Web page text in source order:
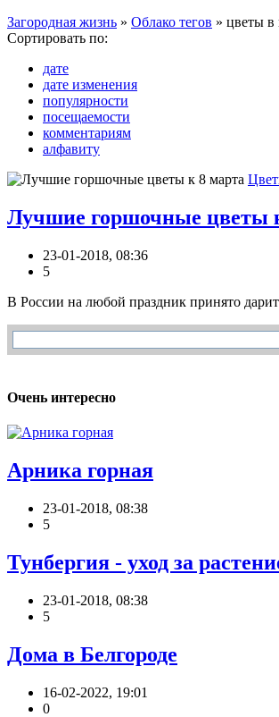
Загородная жизнь » Облако тегов » цветы в
Сортировать по:
дате
дате изменения
популярности
посещаемости
комментариям
алфавиту
Лучшие горшочные цветы
23-01-2018, 08:36
5
В России на любой праздник принято
Очень интересно
Арника горная
23-01-2018, 08:38
5
Тунбергия - уход за
23-01-2018, 08:38
5
Дома в Белгороде
16-02-2022, 19:01
0